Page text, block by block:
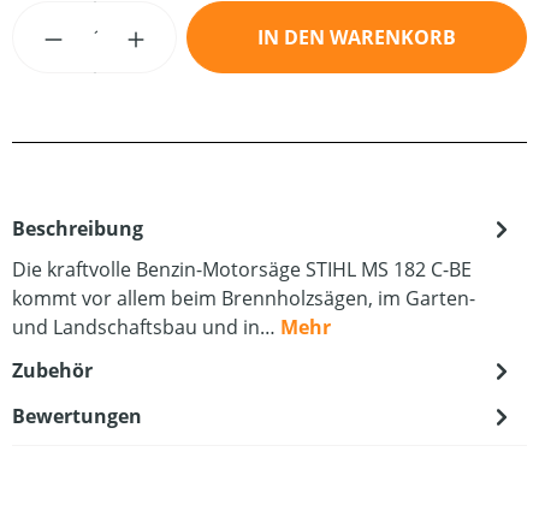
Produkt Anzahl: Gib den gewünschten
IN DEN WARENKORB
Beschreibung
Die kraftvolle Benzin-Motorsäge STIHL MS 182 C-BE
kommt vor allem beim Brennholzsägen, im Garten-
und Landschaftsbau und in… Mehr
Zubehör
Bewertungen